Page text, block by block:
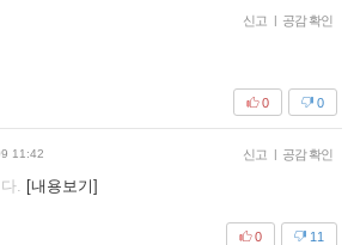
신고 | 공감 확인
0
0
11:42 신고 | 공감 확인
. [내용보기]
11
0